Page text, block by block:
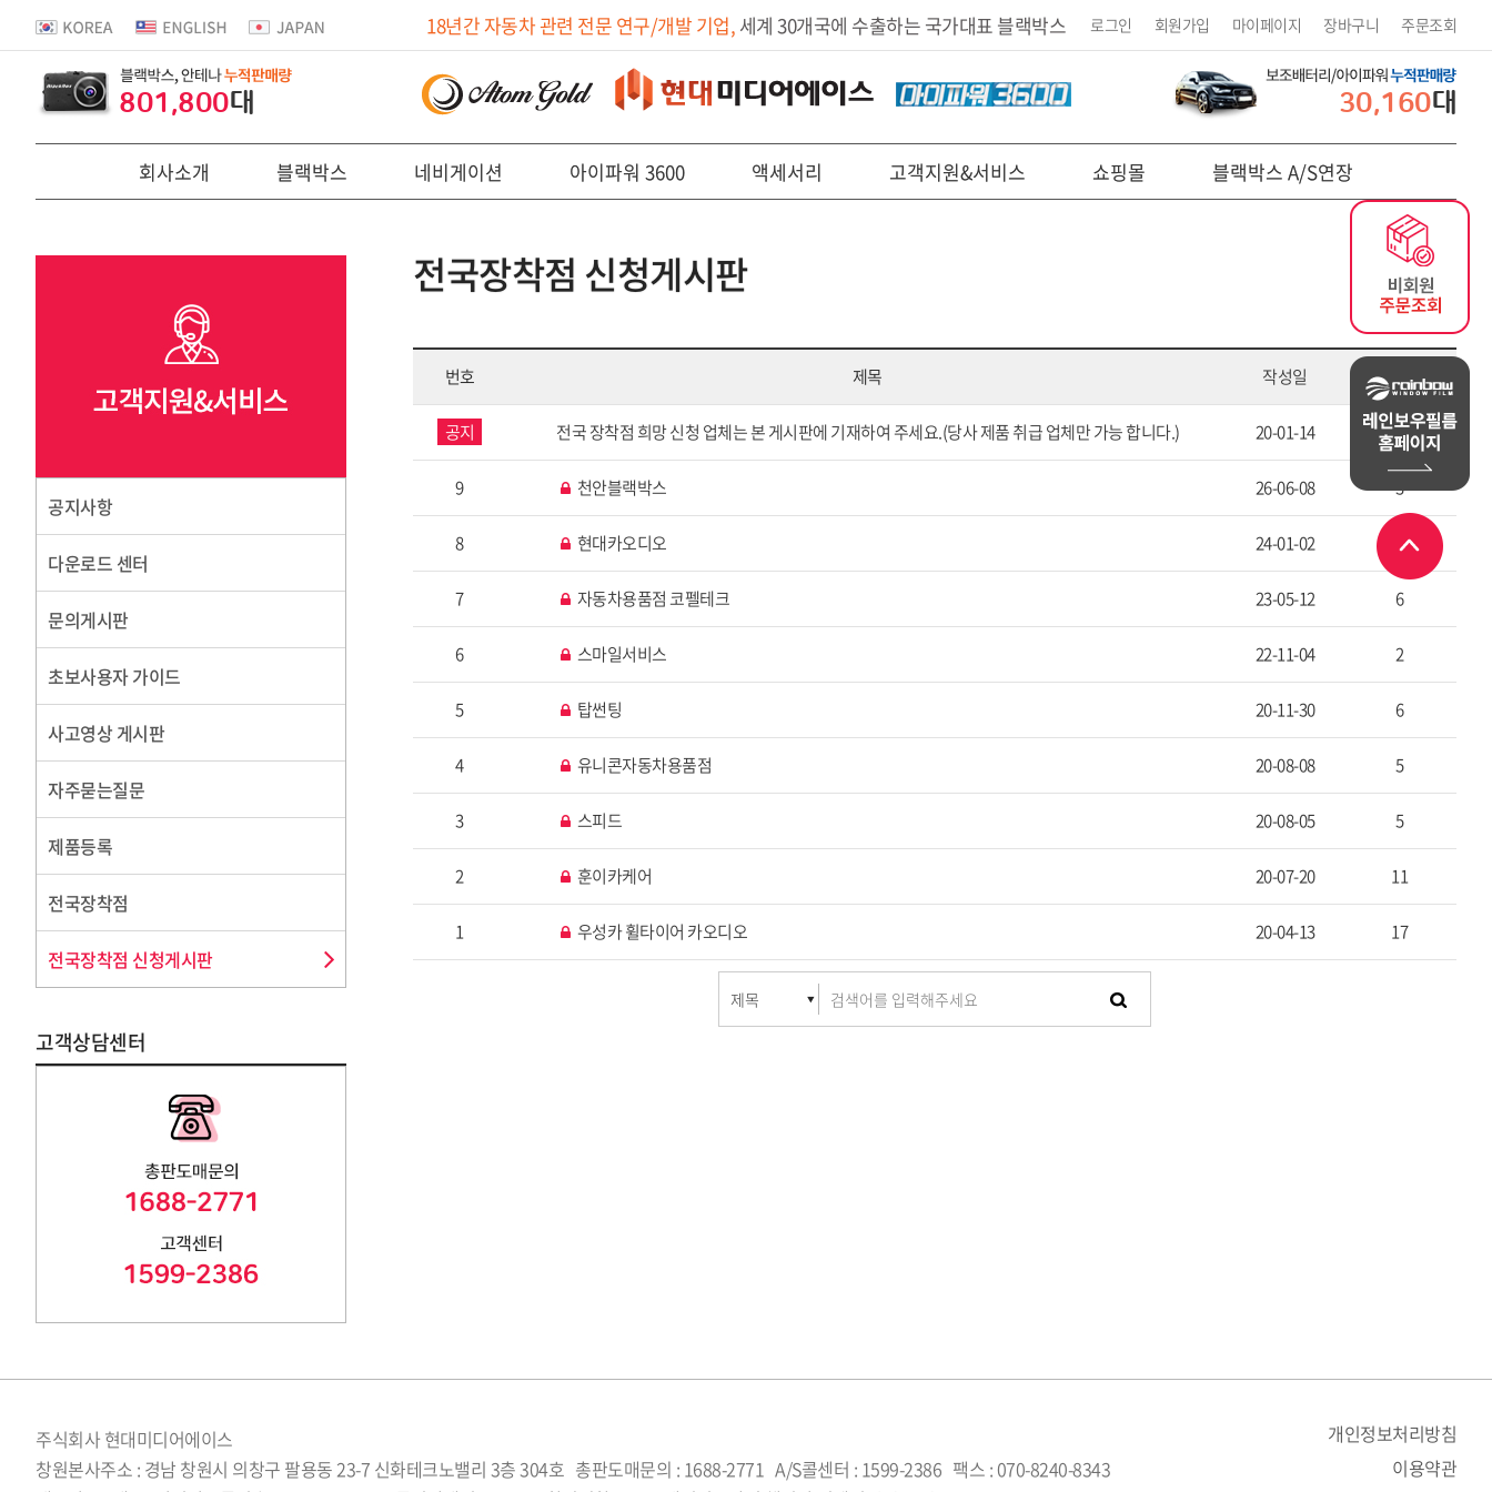
18년간 자동차 관련 전문 연구/개발 기업, 세계 30개국에 수출하는 국가대표 블랙박스 로그인 회원가입 마이페이지 장바구니 주문조회
801,800대 30,160대
회사소개 블랙박스 네비게이션 아이파워 3600 액세서리 고객지원&서비스 쇼핑몰 블랙박스 A/S연장
공지사항
다운로드 센터
문의게시판
초보사용자 가이드
사고영상 게시판
자주묻는질문
제품등록
전국장착점
전국장착점 신청게시판
고객상담센터
전국장착점 신청게시판
번호 제목 작성일 조회
공지 전국 장착점 희망 신청 업체는 본 게시판에 기재하여 주세요.(당사 제품 취급 업체만 가능 합니다.) 20-01-14 38
9 천안블랙박스 26-06-08 3
8 현대카오디오 24-01-02 7
7 자동차용품점 코펠테크 23-05-12 6
6 스마일서비스 22-11-04 2
5 탑썬팅 20-11-30 6
4 유니콘자동차용품점 20-08-08 5
3 스피드 20-08-05 5
2 훈이카케어 20-07-20 11
1 우성카 휠타이어 카오디오 20-04-13 17
주식회사 현대미디어에이스
창원본사주소 : 경남 창원시 의창구 팔용동 23-7 신화테크노밸리 3층 304호 총판도매문의 : 1688-2771 A/S콜센터 : 1599-2386 팩스 : 070-8240-8343
개인정보처리방침
이용약관